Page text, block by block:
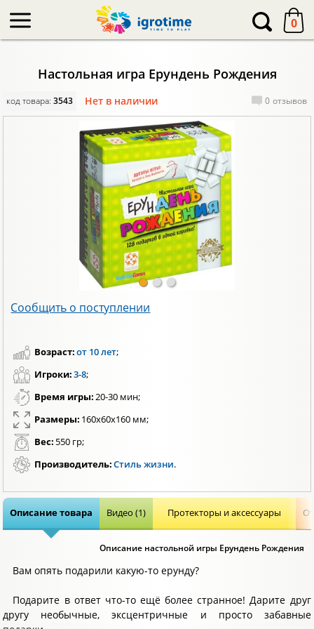
0
Настольная игра Ерундень Рождения
код товара:3543 Нет в наличии 0 отзывов
Сообщить о поступлении
Возраст:от 10 лет;
Игроки:3-8;
Время игры:20-30 мин;
Размеры: 160х60х160 мм;
Вес: 550 гр;
Производитель:Стиль жизни.
Описание товара Видео (1) Протекторы и аксессуары
Описание настольной игры Ерундень Рождения
Вам опять подарили какую-то ерунду?
Подарите в ответ что-то ещё более странное! Дарите друг
другу необычные, эксцентричные и просто забавные